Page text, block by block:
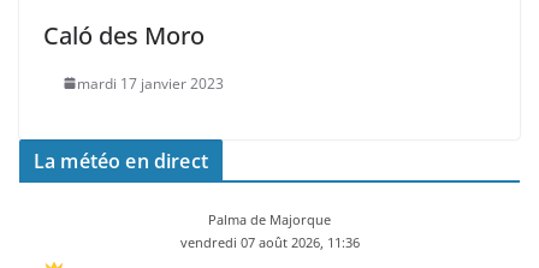
Caló des Moro
mardi 17 janvier 2023
La météo en direct
Palma de Majorque
vendredi 07 août 2026, 11:36